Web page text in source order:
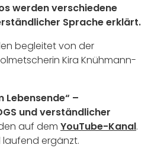
werden verschiedene
Sprache erklärt.
begleitet von der
Kira Knühmann-
Lebensende“ –
und verständlicher
auf dem YouTube-Kanal.
laufend ergänzt.